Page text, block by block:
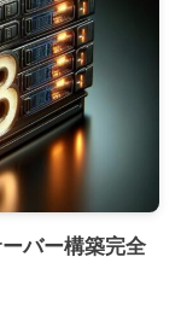
バー構築完全